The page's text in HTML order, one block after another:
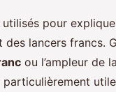
pour
lancers francs.
ou l’ampleur de la